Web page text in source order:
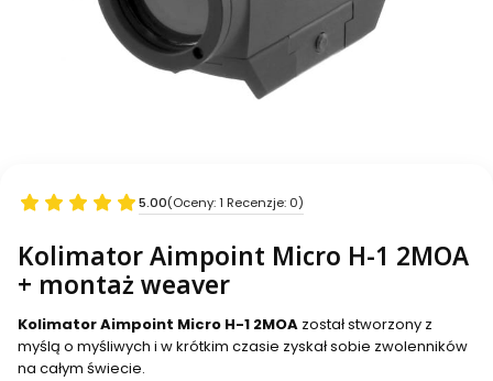
5.00(Oceny: 1 Recenzje: 0)
Kolimator Aimpoint Micro H-1 2MOA
+ montaż weaver
Kolimator Aimpoint Micro H-1 2MOA został stworzony z
myślą o myśliwych i w krótkim czasie zyskał sobie zwolenników
na całym świecie.